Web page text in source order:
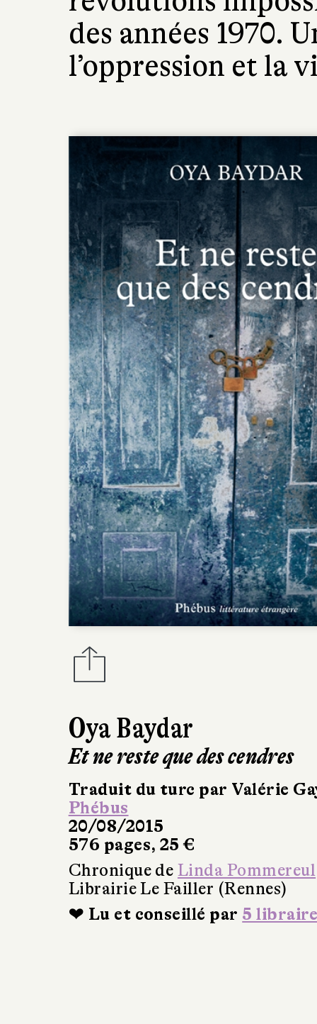
Oya Baydar
Et ne reste que des cendres
Traduit du turc par Valérie
Phébus
20/08/2015
576 pages, 25 €
Chronique de Linda Pommereul
Librairie Le Failler (Rennes)
❤ Lu et conseillé par 5
des années 1970.
l’oppression et la